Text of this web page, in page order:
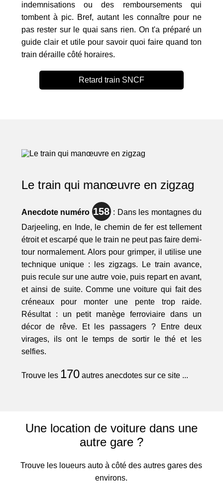
indemnisations ou des remboursements qui
tombent à pic. Bref, autant les connaître pour ne
pas rester sur le quai sans rien. On t'a préparé un
guide clair et utile pour savoir quoi faire quand ton
train déraille côté horaires.
Retard train SNCF
Le train qui manœuvre en zigzag
Anecdote numéro 158: Dans les montagnes du
Darjeeling, en Inde, le chemin de fer est tellement
étroit et escarpé que le train ne peut pas faire demi-
tour normalement. Alors pour grimper, il utilise une
technique unique : les zigzags. Le train avance,
puis recule sur une autre voie, puis repart en avant,
et ainsi de suite. Comme une voiture qui fait des
créneaux pour monter une pente trop raide.
Résultat : un petit manège ferroviaire dans un
décor de rêve. Et les passagers ? Entre deux
virages, ils ont le temps de sortir le thé et les
selfies.
Trouve les 170autres anecdotes sur ce site ...
Une location de voiture dans une
autre gare ?
Trouve les loueurs auto à côté des autres gares des
environs.